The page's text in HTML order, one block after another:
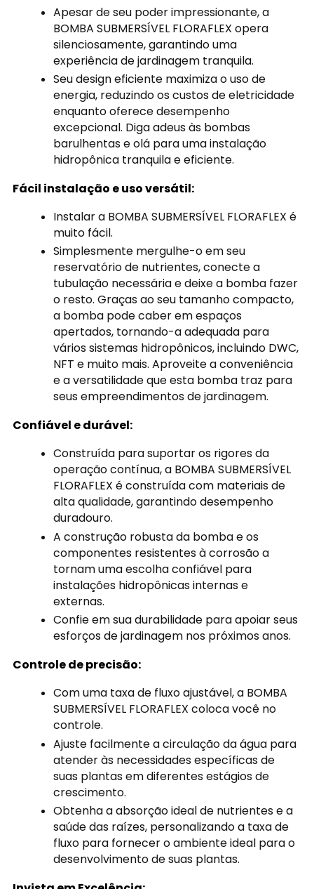
Apesar de seu poder impressionante, a
BOMBA SUBMERSÍVEL FLORAFLEX opera
silenciosamente, garantindo uma
experiência de jardinagem tranquila.
Seu design eficiente maximiza o uso de
energia, reduzindo os custos de eletricidade
enquanto oferece desempenho
excepcional. Diga adeus às bombas
barulhentas e olá para uma instalação
hidropônica tranquila e eficiente.
Fácil instalação e uso versátil:
Instalar a BOMBA SUBMERSÍVEL FLORAFLEX é
muito fácil.
Simplesmente mergulhe-o em seu
reservatório de nutrientes, conecte a
tubulação necessária e deixe a bomba fazer
o resto. Graças ao seu tamanho compacto,
a bomba pode caber em espaços
apertados, tornando-a adequada para
vários sistemas hidropônicos, incluindo DWC,
NFT e muito mais. Aproveite a conveniência
e a versatilidade que esta bomba traz para
seus empreendimentos de jardinagem.
Confiável e durável:
Construída para suportar os rigores da
operação contínua, a BOMBA SUBMERSÍVEL
FLORAFLEX é construída com materiais de
alta qualidade, garantindo desempenho
duradouro.
A construção robusta da bomba e os
componentes resistentes à corrosão a
tornam uma escolha confiável para
instalações hidropônicas internas e
externas.
Confie em sua durabilidade para apoiar seus
esforços de jardinagem nos próximos anos.
Controle de precisão:
Com uma taxa de fluxo ajustável, a BOMBA
SUBMERSÍVEL FLORAFLEX coloca você no
controle.
Ajuste facilmente a circulação da água para
atender às necessidades específicas de
suas plantas em diferentes estágios de
crescimento.
Obtenha a absorção ideal de nutrientes e a
saúde das raízes, personalizando a taxa de
fluxo para fornecer o ambiente ideal para o
desenvolvimento de suas plantas.